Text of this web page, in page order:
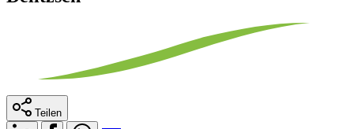
Teilen